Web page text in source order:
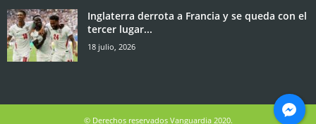
Inglaterra derrota a Francia y se queda con el
tercer lugar...
18 julio, 2026
© Derechos reservados Vanguardia 2020.